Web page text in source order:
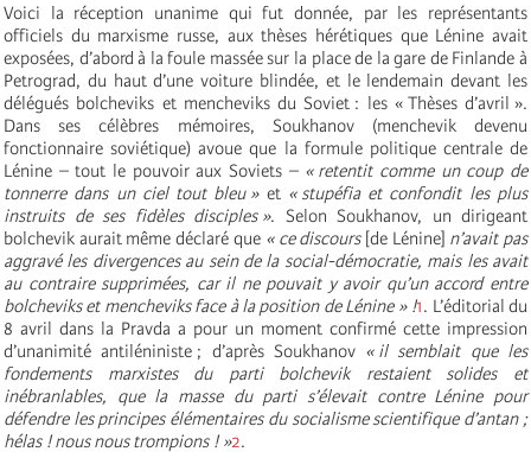
Voici la réception unanime qui fut donnée, par les représentants
officiels du marxisme russe, aux thèses hérétiques que Lénine avait
exposées, d’abord à la foule massée sur la place de la gare de Finlande à
Petrograd, du haut d’une voiture blindée, et le lendemain devant les
délégués bolcheviks et mencheviks du Soviet : les « Thèses d’avril ».
Dans ses célèbres mémoires, Soukhanov (menchevik devenu
fonctionnaire soviétique) avoue que la formule politique centrale de
Lénine – tout le pouvoir aux Soviets – « retentit comme un coup de
tonnerre dans un ciel tout bleu »et « stupéfia et confondit les plus
instruits de ses fidèles disciples ». Selon Soukhanov, un dirigeant
bolchevik aurait même déclaré que « ce discours [de Lénine] n’avait pas
aggravé les divergences au sein de la social-démocratie, mais les avait
au contraire supprimées, car il ne pouvait y avoir qu’un accord entre
bolcheviks et mencheviks face à la position de Lénine » !1. L’éditorial du
8 avril dans la Pravda a pour un moment confirmé cette impression
d’unanimité anti­léniniste ; d’après Soukhanov « il semblait que les
fondements marxistes du parti bolchevik restaient solides et
inébranlables, que la masse du parti s’élevait contre Lénine pour
défendre les principes élémentaires du socialisme scientifique d’antan ;
hélas ! nous nous trompions ! »2.